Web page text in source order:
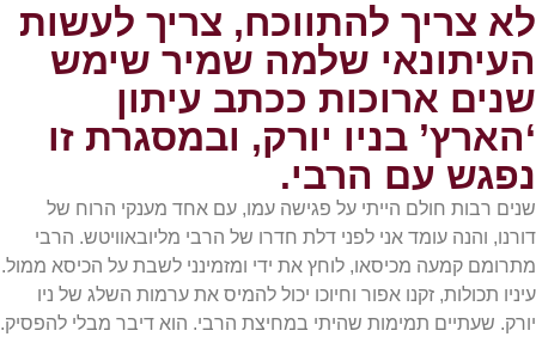
לא צריך להתווכח, צריך לעשות
העיתונאי שלמה שמיר שימש
שנים ארוכות ככתב עיתון
‘הארץ’ בניו יורק, ובמסגרת זו
נפגש עם הרבי.
שנים רבות חולם הייתי על פגישה עמו, עם אחד מענקי הרוח של
דורנו, והנה עומד אני לפני דלת חדרו של הרבי מליובאוויטש. הרבי
מתרומם קמעה מכיסאו, לוחץ את ידי ומזמינני לשבת על הכיסא ממול.
עיניו תכולות, זקנו אפור וחיוכו יכול להמיס את ערמות השלג של ניו
יורק. שעתיים תמימות שהיתי במחיצת הרבי. הוא דיבר מבלי להפסיק.